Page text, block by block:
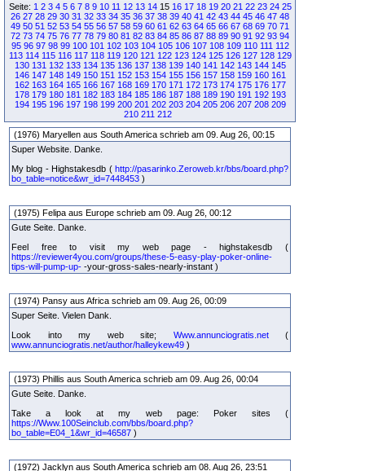
Seite: 1 2 3 4 5 6 7 8 9 10 11 12 13 1415 16 17 18 19 20 21 22 23 24 25
26 27 28 29 30 31 32 33 34 35 36 37 38 39 40 41 42 43 44 45 46 47 48
49 50 51 52 53 54 55 56 57 58 59 60 61 62 63 64 65 66 67 68 69 70 71
72 73 74 75 76 77 78 79 80 81 82 83 84 85 86 87 88 89 90 91 92 93 94
95 96 97 98 99 100 101 102 103 104 105 106 107 108 109 110 111 112
113 114 115 116 117 118 119 120 121 122 123 124 125 126 127 128 129
130 131 132 133 134 135 136 137 138 139 140 141 142 143 144 145
146 147 148 149 150 151 152 153 154 155 156 157 158 159 160 161
162 163 164 165 166 167 168 169 170 171 172 173 174 175 176 177
178 179 180 181 182 183 184 185 186 187 188 189 190 191 192 193
194 195 196 197 198 199 200 201 202 203 204 205 206 207 208 209
210 211 212
(1976) Maryellen aus South America schrieb am 09. Aug 26, 00:15
Super Website. Danke.
My blog - Highstakesdb ( http://pasarinko.Zeroweb.kr/bbs/board.php?
bo_table=notice&wr_id=7448453 )
(1975) Felipa aus Europe schrieb am 09. Aug 26, 00:12
Gute Seite. Danke.
Feel free to visit my web page - highstakesdb (
https://reviewer4you.com/groups/these-5-easy-play-poker-online-
tips-will-pump-up- -your-gross-sales-nearly-instant )
(1974) Pansy aus Africa schrieb am 09. Aug 26, 00:09
Super Seite. Vielen Dank.
Look into my web site; Www.annunciogratis.net(
www.annunciogratis.net/author/halleykew49 )
(1973) Phillis aus South America schrieb am 09. Aug 26, 00:04
Gute Seite. Danke.
Take a look at my web page: Poker sites (
https://Www.100Seinclub.com/bbs/board.php?
bo_table=E04_1&wr_id=46587 )
(1972) Jacklyn aus South America schrieb am 08. Aug 26, 23:51